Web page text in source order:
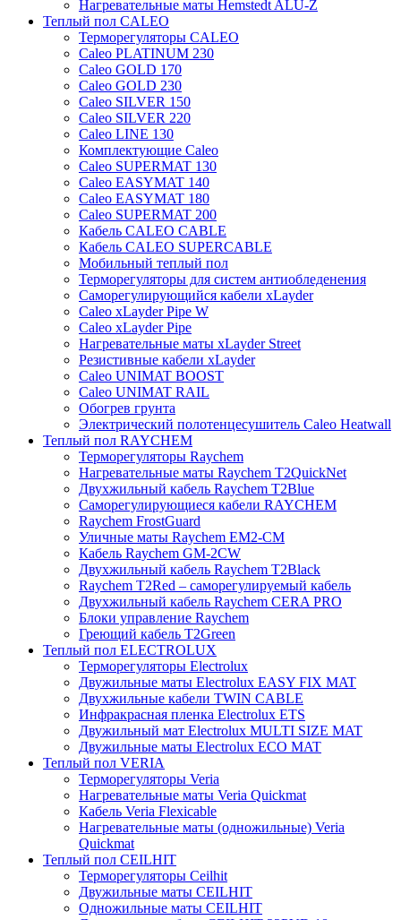
Нагревательные маты Hemstedt ALU-Z
Теплый пол CALEO
Терморегуляторы CALEO
Caleo PLATINUM 230
Caleo GOLD 170
Caleo GOLD 230
Caleo SILVER 150
Caleo SILVER 220
Caleo LINE 130
Комплектующие Caleo
Caleo SUPERMAT 130
Caleo EASYMAT 140
Caleo EASYMAT 180
Caleo SUPERMAT 200
Кабель CALEO CABLE
Кабель CALEO SUPERCABLE
Мобильный теплый пол
Терморегуляторы для систем антиобледенения
Саморегулирующийся кабели xLayder
Caleo xLayder Pipe W
Caleo xLayder Pipe
Нагревательные маты xLayder Street
Резистивные кабели xLayder
Caleo UNIMAT BOOST
Caleo UNIMAT RAIL
Обогрев грунта
Электрический полотенцесушитель Caleo Heatwall
Теплый пол RAYCHEM
Терморегуляторы Raychem
Нагревательные маты Raychem T2QuickNet
Двухжильный кабель Raychem T2Blue
Саморегулирующиеся кабели RAYCHEM
Raychem FrostGuard
Уличные маты Raychem EM2-CM
Кабель Raychem GM-2CW
Двухжильный кабель Raychem T2Black
Raychem T2Red – саморегулируемый кабель
Двухжильный кабель Raychem CERA PRO
Блоки управление Raychem
Греющий кабель T2Green
Теплый пол ELECTROLUX
Терморегуляторы Electrolux
Двужильные маты Electrolux EASY FIX MAT
Двухжильные кабели TWIN CABLE
Инфракрасная пленка Electrolux ETS
Двужильный мат Electrolux MULTI SIZE MAT
Двужильные маты Electrolux ECO MAT
Теплый пол VERIA
Терморегуляторы Veria
Нагревательные маты Veria Quickmat
Кабель Veria Flexicable
Нагревательные маты (одножильные) Veria
Quickmat
Теплый пол CEILHIT
Терморегуляторы Ceilhit
Двужильные маты CEILHIT
Одножильные маты CEILHIT